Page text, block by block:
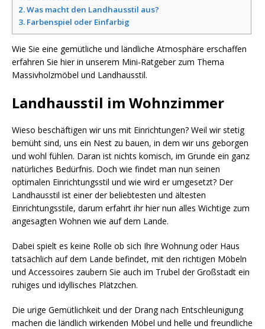
2.Was macht den Landhausstil aus?
3. Farbenspiel oder Einfarbig
Wie Sie eine gemütliche und ländliche Atmosphäre erschaffen
erfahren Sie hier in unserem Mini-Ratgeber zum Thema
Massivholzmöbel und Landhausstil.
Landhausstil im Wohnzimmer
Wieso beschäftigen wir uns mit Einrichtungen? Weil wir stetig
bemüht sind, uns ein Nest zu bauen, in dem wir uns geborgen
und wohl fühlen. Daran ist nichts komisch, im Grunde ein ganz
natürliches Bedürfnis. Doch wie findet man nun seinen
optimalen Einrichtungsstil und wie wird er umgesetzt? Der
Landhausstil ist einer der beliebtesten und ältesten
Einrichtungsstile, darum erfahrt ihr hier nun alles Wichtige zum
angesagten Wohnen wie auf dem Lande.
Dabei spielt es keine Rolle ob sich Ihre Wohnung oder Haus
tatsächlich auf dem Lande befindet, mit den richtigen Möbeln
und Accessoires zaubern Sie auch im Trubel der Großstadt ein
ruhiges und idyllisches Plätzchen.
Die urige Gemütlichkeit und der Drang nach Entschleunigung
machen die ländlich wirkenden Möbel und helle und freundliche